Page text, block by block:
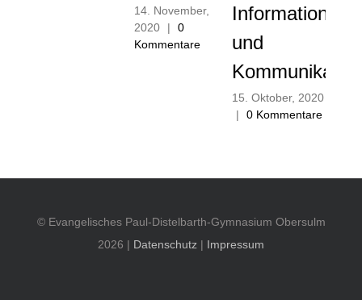
14. November,
2020
|
0
Kommentare
Informations-
und
15. Oktober, 2020
|
0 Kommentare
© Evangelisches Paul-Distelbarth-Gymnasium Obersulm
2026 | Datenschutz | Impressum